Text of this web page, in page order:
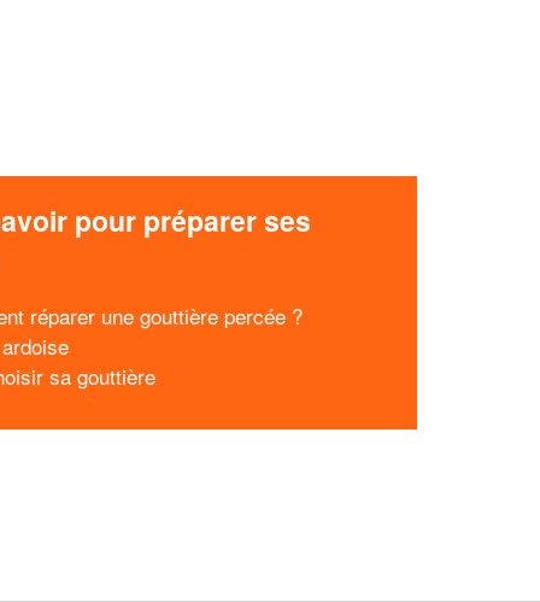
pour préparer ses
réparer une gouttière percée ?
sa gouttière